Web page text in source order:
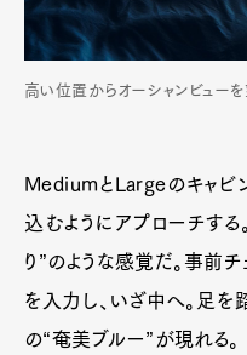
高い位置からオーシャンビューを
MediumとLargeのキャビ
込むようにアプローチす
り”のような感覚だ。事前
を入力し、いざ中へ。足
の“奄美ブルー”が現れる。